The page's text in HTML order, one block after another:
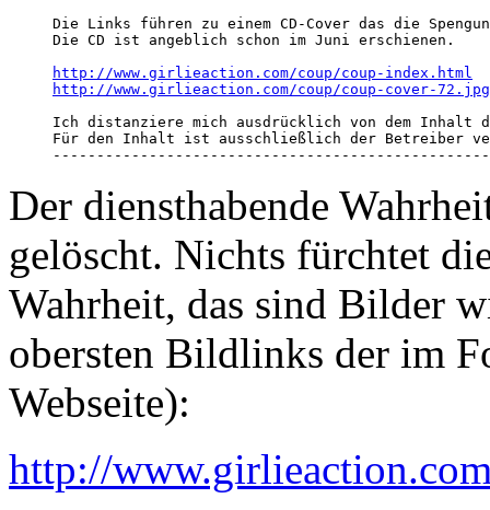
Die Links führen zu einem CD-Cover das die
Die CD ist angeblich schon im Juni erschienen.
http://www.girlieaction.com/coup/coup-index.html
http://www.girlieaction.com/coup/coup-cover-72.jpg
Ich distanziere mich ausdrücklich von dem
Für den Inhalt ist ausschließlich der Betreiber
Der diensthabende
gelöscht. Nichts fürchtet
Wahrheit, das sind Bilder
obersten Bildlinks der im
Webseite):
http://